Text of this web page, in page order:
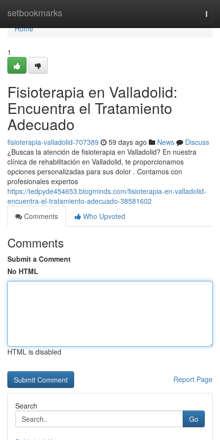
setbookmarks
Home
Home
1
Fisioterapia en Valladolid:
Encuentra el Tratamiento
Adecuado
fisioterapia-valladolid-707389 59 days ago News
Discuss
¿Buscas la atención de fisioterapia en Valladolid? En nuestra
clínica de rehabilitación en Valladolid, te proporcionamos
opciones personalizadas para sus dolor . Contamos con
profesionales expertos
https://tedpyde454653.blogminds.com/fisioterapia-en-valladolid-
encuentra-el-tratamiento-adecuado-38581602
Comments
Who Upvoted
Comments
Submit a Comment
No HTML
HTML is disabled
Report Page
Search
Go